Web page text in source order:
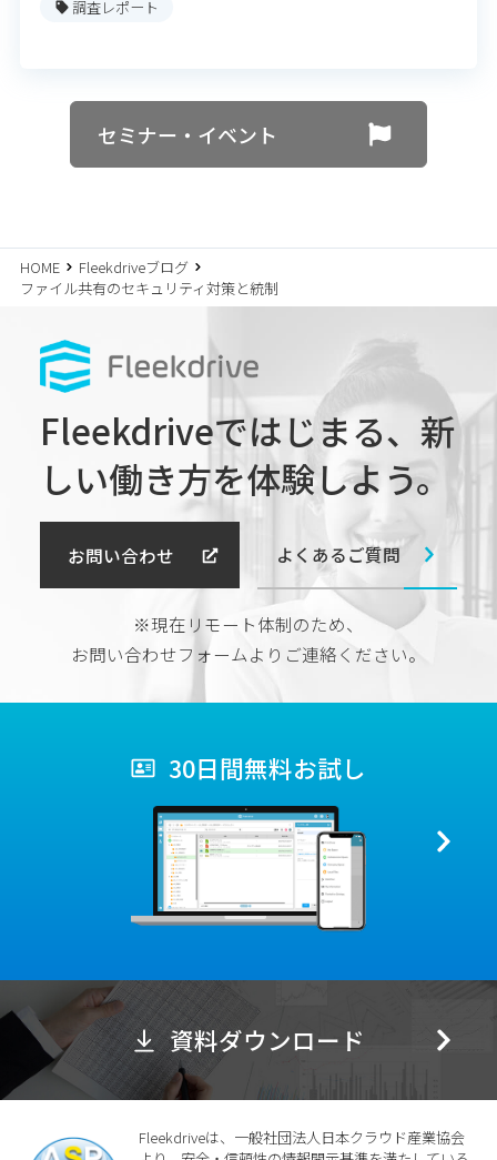
調査レポート
セミナー・イベント
HOME
Fleekdriveブログ
ファイル共有のセキュリティ対策と統制
Fleekdriveではじまる、 新
しい働き方を体験しよう。
お問い合わせ よくあるご質問
※現在リモート体制のため、
お問い合わせフォームよりご連絡ください。
30日間無料お試し
資料ダウンロード
Fleekdriveは、一般社団法人日本クラウド産業協会